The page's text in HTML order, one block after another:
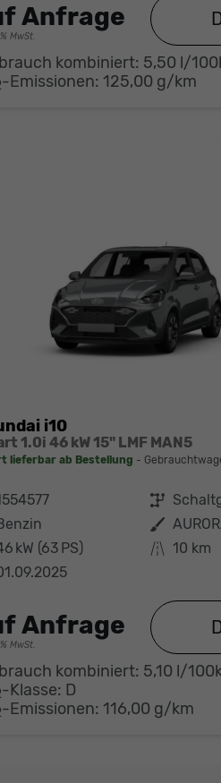
Anfrage
MwSt.
kombiniert: 5,50 l/
-Emissionen:125,00 g/km
i10
1.0i 46 kW 15" LMF MAN5
lieferbar ab Bestellung
Getriebe
Außenfarbe
kW (63 PS) Kilometerstand 10 km
Anfrage
MwSt.
kombiniert: 5,10 l/
-Klasse: D
-Emissionen:116,00 g/km